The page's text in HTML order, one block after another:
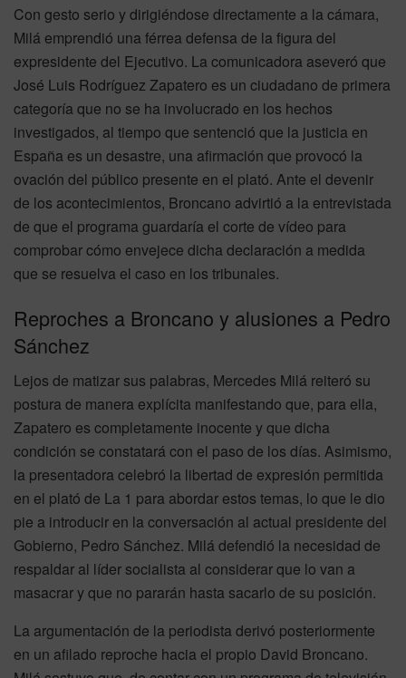
Con gesto serio y dirigiéndose directamente a la cámara,
Milá emprendió una férrea defensa de la figura del
expresidente del Ejecutivo. La comunicadora aseveró que
José Luis Rodríguez Zapatero es un ciudadano de primera
categoría que no se ha involucrado en los hechos
investigados, al tiempo que sentenció que la justicia en
España es un desastre, una afirmación que provocó la
ovación del público presente en el plató. Ante el devenir
de los acontecimientos, Broncano advirtió a la entrevistada
de que el programa guardaría el corte de vídeo para
comprobar cómo envejece dicha declaración a medida
que se resuelva el caso en los tribunales.
Reproches a Broncano y alusiones a Pedro
Sánchez
Lejos de matizar sus palabras, Mercedes Milá reiteró su
postura de manera explícita manifestando que, para ella,
Zapatero es completamente inocente y que dicha
condición se constatará con el paso de los días. Asimismo,
la presentadora celebró la libertad de expresión permitida
en el plató de La 1 para abordar estos temas, lo que le dio
pie a introducir en la conversación al actual presidente del
Gobierno, Pedro Sánchez. Milá defendió la necesidad de
respaldar al líder socialista al considerar que lo van a
masacrar y que no pararán hasta sacarlo de su posición.
La argumentación de la periodista derivó posteriormente
en un afilado reproche hacia el propio David Broncano.